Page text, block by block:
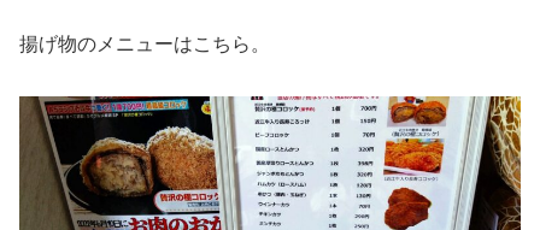
揚げ物のメニューはこちら。